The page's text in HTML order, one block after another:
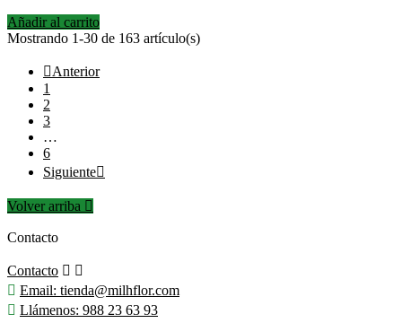
Añadir al carrito
Mostrando 1-30 de 163 artículo(s)
Anterior
1
2
3
…
6
Siguiente
Volver arriba 
Contacto
Contacto  
 Email: tienda@milhflor.com
 Llámenos: 988 23 63 93